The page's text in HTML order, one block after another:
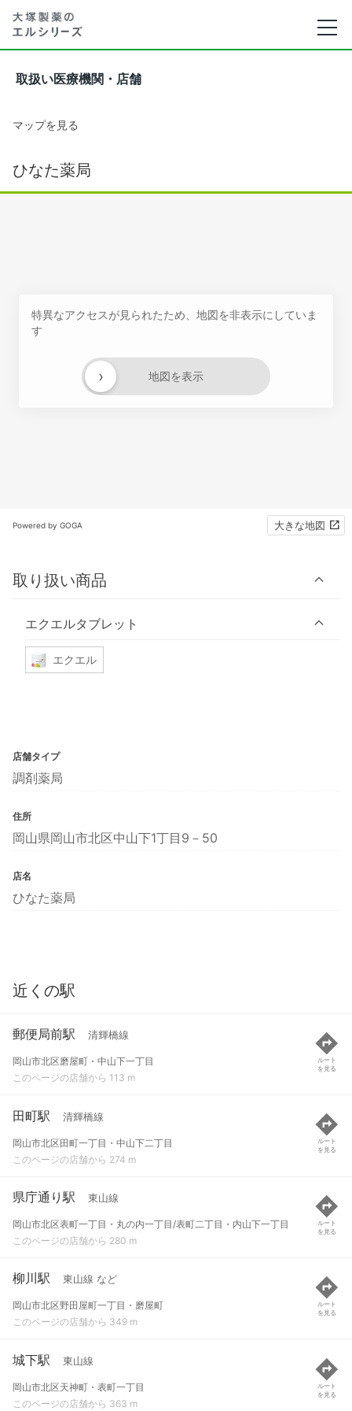
取扱い医療機関・店舗
マップを見る
ひなた薬局
特異なアクセスが見られたため、地図を非表示にしていま
す
地図を表示
›
Powered by GOGA 大きな地図
取り扱い商品
エクエルタブレット
エクエル
店舗タイプ
調剤薬局
住所
岡山県岡山市北区中山下1丁目9－50
店名
ひなた薬局
近くの駅
郵便局前駅 清輝橋線
岡山市北区磨屋町・中山下一丁目
このページの店舗から 113 m
ルート
を見る
田町駅 清輝橋線
岡山市北区田町一丁目・中山下二丁目
このページの店舗から 274 m
ルート
を見る
県庁通り駅 東山線
岡山市北区表町一丁目・丸の内一丁目/表町二丁目・内山下一丁目
このページの店舗から 280 m
ルート
を見る
柳川駅 東山線 など
岡山市北区野田屋町一丁目・磨屋町
このページの店舗から 349 m
ルート
を見る
城下駅 東山線
岡山市北区天神町・表町一丁目
このページの店舗から 363 m
ルート
を見る